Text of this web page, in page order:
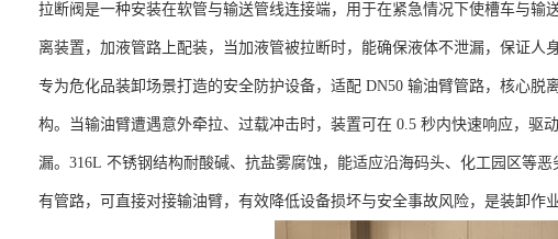
拉断阀是一种安装在软管与输送管线连接端，用于在紧急情况下使槽车与
离装置，加液管路上配装，当加液管被拉断时，能确保液体不泄漏，保证人
专为危化品装卸场景打造的安全防护设备，适配 DN50 输油臂管路，核心脱
构。当输油臂遭遇意外牵拉、过载冲击时，装置可在 0.5 秒内快速响应，驱
漏。316L 不锈钢结构耐酸碱、抗盐雾腐蚀，能适应沿海码头、化工园区等
有管路，可直接对接输油臂，有效降低设备损坏与安全事故风险，是装卸作业